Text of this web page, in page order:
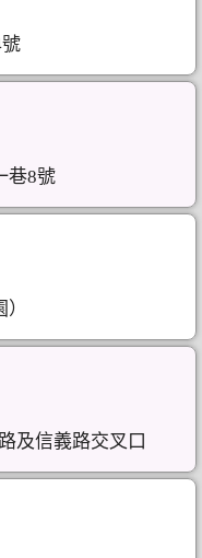
巷8號
及信義路交叉口